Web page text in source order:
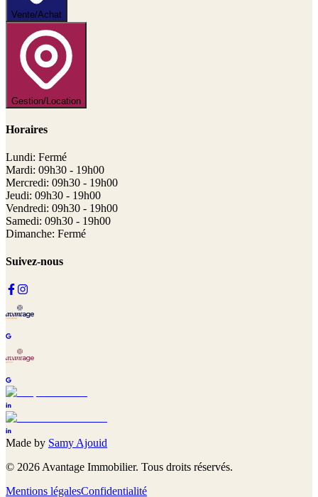
Vente/Achat
Gestion/Location
Horaires
Lundi: Fermé
Mardi: 09h30 - 19h00
Mercredi: 09h30 - 19h00
Jeudi: 09h30 - 19h00
Vendredi: 09h30 - 19h00
Samedi: 09h30 - 19h00
Dimanche: Fermé
Suivez-nous
Made by Samy Ajouid
© 2026 Avantage Immobilier. Tous droits réservés.
Mentions légalesConfidentialité